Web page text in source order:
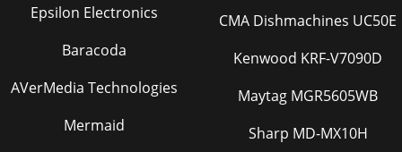
Epsilon Electronics
Baracoda
AVerMedia Technologies
Mermaid
CMA Dishmachines UC50E
Kenwood KRF-V7090D
Maytag MGR5605WB
Sharp MD-MX10H